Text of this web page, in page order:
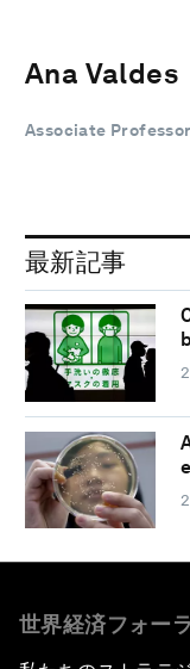
Ana Valdes
Associate
最新記事
世界経済フォー